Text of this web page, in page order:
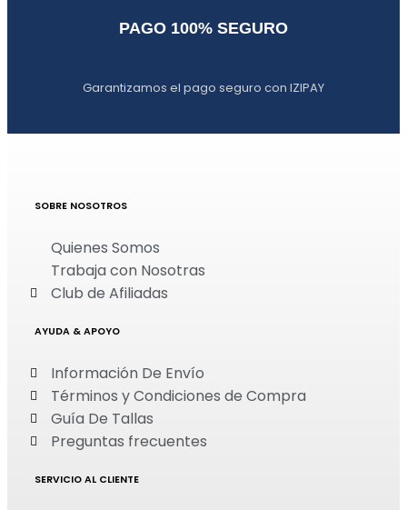
PAGO 100% SEGURO
Garantizamos el pago seguro con IZIPAY
SOBRE NOSOTROS
Quienes Somos
Trabaja con Nosotras
Club de Afiliadas
AYUDA & APOYO
Información De Envío
Términos y Condiciones de Compra
Guía De Tallas
Preguntas frecuentes
SERVICIO AL CLIENTE